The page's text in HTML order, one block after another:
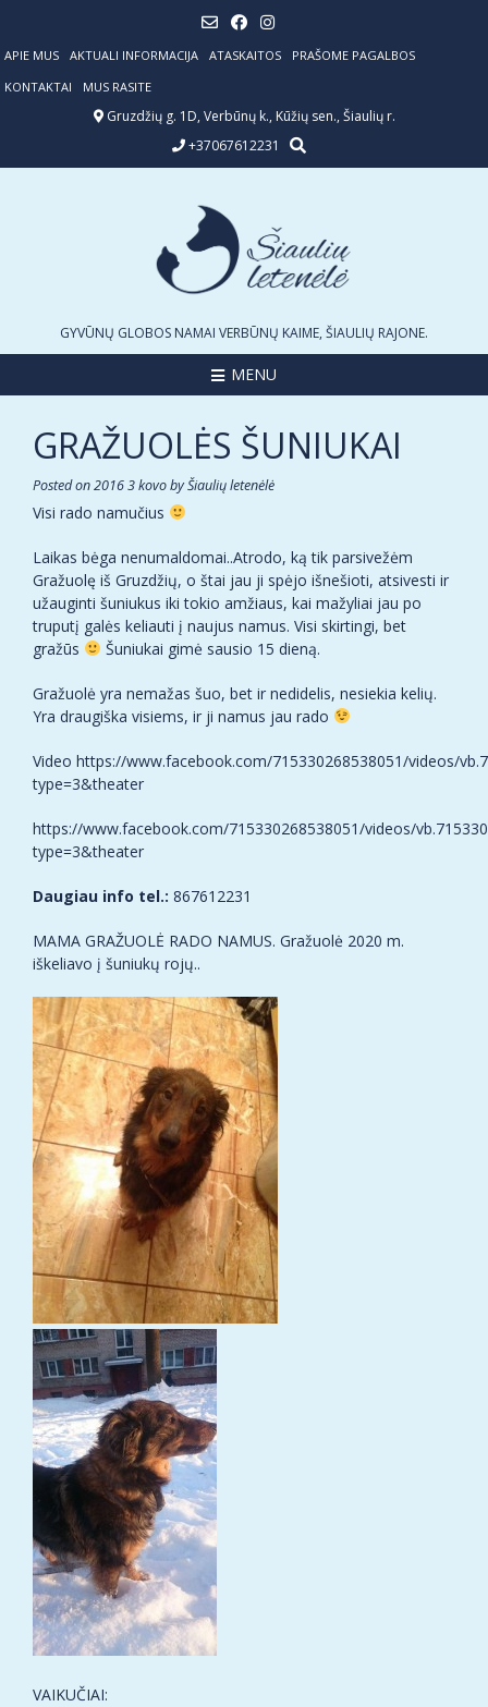
content
APIE MUS AKTUALI INFORMACIJA ATASKAITOS
PRAŠOME PAGALBOS
KONTAKTAI
MUS RASITE
Gruzdžių g. 1D, Verbūnų k., Kūžių sen., Šiaulių r.
+37067612231
GYVŪNŲ GLOBOS NAMAI VERBŪNŲ KAIME, ŠIAULIŲ RAJONE.
MENU
GRAŽUOLĖS ŠUNIUKAI
Posted on2016 3 kovobyŠiaulių letenėlė
Visi rado namučius
Laikas bėga nenumaldomai..Atrodo, ką tik parsivežėm
Gražuolę iš Gruzdžių, o štai jau ji spėjo išnešioti, atsivesti ir
užauginti šuniukus iki tokio amžiaus, kai mažyliai jau po
truputį galės keliauti į naujus namus. Visi skirtingi, bet
gražūs
Šuniukai gimė sausio 15 dieną.
Gražuolė yra nemažas šuo, bet ir nedidelis, nesiekia kelių.
Yra draugiška visiems, ir ji namus jau rado
Video https://www.facebook.com/715330268538051/videos/
type=3&theater
https://www.facebook.com/715330268538051/videos/
type=3&theater
Daugiau info tel.: 867612231
MAMA GRAŽUOLĖ RADO NAMUS. Gražuolė 2020 m.
iškeliavo į šuniukų rojų..
VAIKUČIAI: